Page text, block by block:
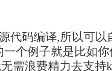
代码编译,所以可
个例子就是比如你
需浪费精力去支持